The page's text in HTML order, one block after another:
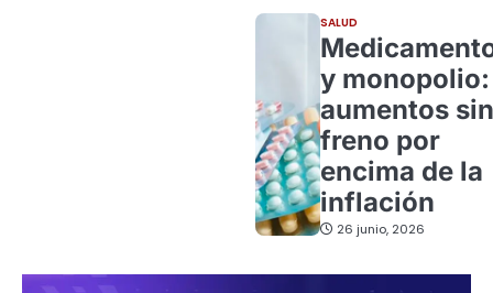
SALUD
y monopolio:
aumentos sin
freno por
encima de la
inflación
26 junio, 2026